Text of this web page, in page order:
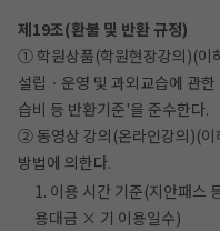
제19조(환불 및 반환 규정)
① 학원상품(학원현장강의)(이
설립ㆍ운영 및 과외교습에 관
습비 등 반환기준'을 준수한다.
② 동영상 강의(온라인강의)(이
방법에 의한다.
1. 이용 시간 기준(지안패스
용대금 × 기 이용일수)